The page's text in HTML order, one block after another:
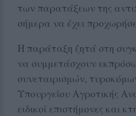
των παρατάξεων της
σήμερα να έχει
Η παράταξη ζητά στη
να συμμετάσχουν
συνεταιρισμών,
Υπουργείου Αγροτικής
ειδικοί επιστήμονες και